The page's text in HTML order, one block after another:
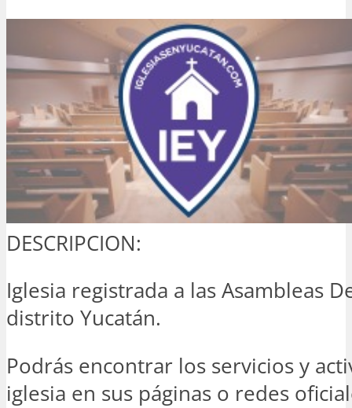
DESCRIPCION:
Iglesia registrada a las Asambleas
distrito Yucatán.
Podrás encontrar los servicios y
iglesia en sus páginas o redes